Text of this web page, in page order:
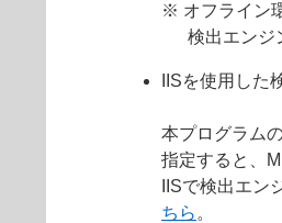
※ オフライン
検出エンジ
IISを使用した
本プログラム
指定すると、
IISで検出エ
ちら 。